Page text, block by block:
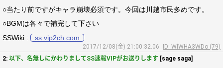
○当たり前ですがキャラ崩壊必須です。今回は川越市民多めです。
○BGMは各々で補完して下さい
SSWiki :
ss.vip2ch.com
2017/12/08(金) 21:00:32.06
ID: WlWHA3WDo (79)
2: 以下、名無しにかわりましてSS速報VIPがお送りします [sage saga]